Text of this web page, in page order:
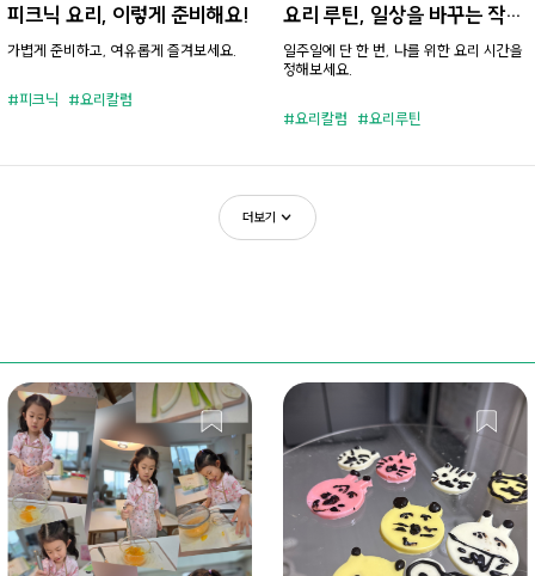
피크닉 요리, 이렇게 준비해요!
가볍게 준비하고, 여유롭게 즐겨보세요.
피크닉 요리칼럼
요리 루틴, 일상을 바꾸는 작은
습관
일주일에 단 한 번, 나를 위한 요리 시간을
정해보세요.
요리칼럼 요리루틴
더보기